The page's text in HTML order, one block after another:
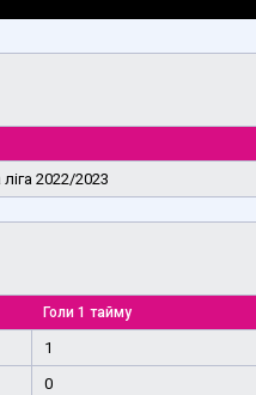
2022/2023
Голи 1 тайму
1
0